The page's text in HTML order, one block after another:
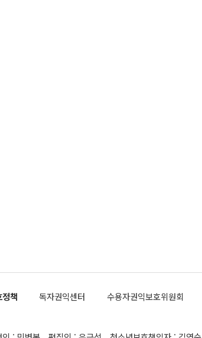
책 독자권익센터 수용자권익보호위원회